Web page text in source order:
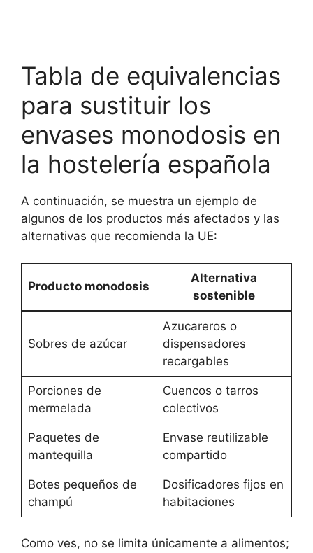
Tabla de equivalencias
para sustituir los
envases monodosis en
la hostelería española
A continuación, se muestra un ejemplo de
algunos de los productos más afectados y las
alternativas que recomienda la UE:
Producto monodosis
Alternativa
sostenible
Sobres de azúcar
Azucareros o
dispensadores
recargables
Porciones de
mermelada
Cuencos o tarros
colectivos
Paquetes de
mantequilla
Envase reutilizable
compartido
Botes pequeños de
champú
Dosificadores fijos en
habitaciones
Como ves, no se limita únicamente a alimentos;